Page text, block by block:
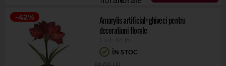
-42%
Amarylis artificial+ghiveci pentru
decoratiuni florale
ÎN STOC